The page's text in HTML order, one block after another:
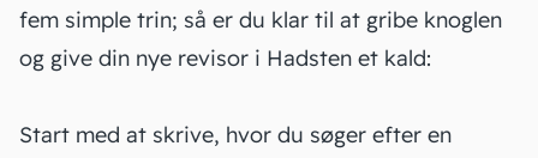
fem simple trin; så er du klar til at gribe knoglen
og give din nye revisor i Hadsten et kald:
Start med at skrive, hvor du søger efter en